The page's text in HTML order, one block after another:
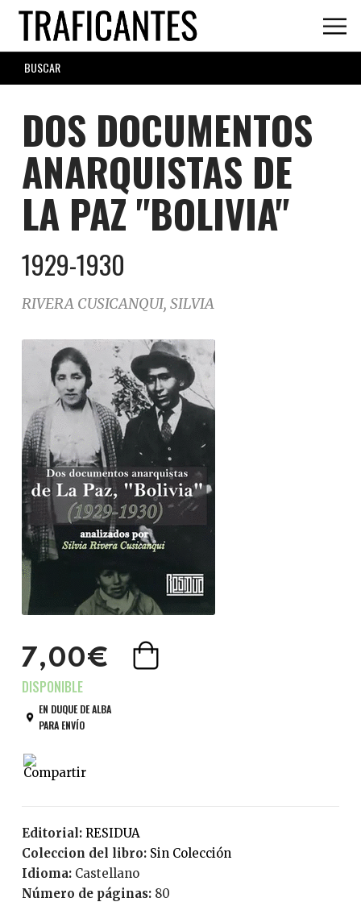
Skip
main
content
SEARCH
FORM
DOS DOCUMENTOS
ANARQUISTAS DE
LA PAZ "BOLIVIA"
1929-1930
RIVERA CUSICANQUI, SILVIA
7,00€
EN DUQUE DE ALBA
PARA ENVÍO
Editorial:
RESIDUA
Coleccion del libro:
Sin Colección
Idioma:
Castellano
Número de páginas:
80